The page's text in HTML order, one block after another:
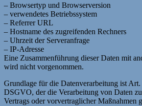
– Browsertyp und Browserversion
– verwendetes Betriebssystem
– Referrer URL
– Hostname des zugreifenden Rechners
– Uhrzeit der Serveranfrage
– IP-Adresse
Eine Zusammenführung dieser Daten mit
wird nicht vorgenommen.
Grundlage für die Datenverarbeitung ist
DSGVO, der die Verarbeitung von Daten
Vertrags oder vorvertraglicher Maßnahmen